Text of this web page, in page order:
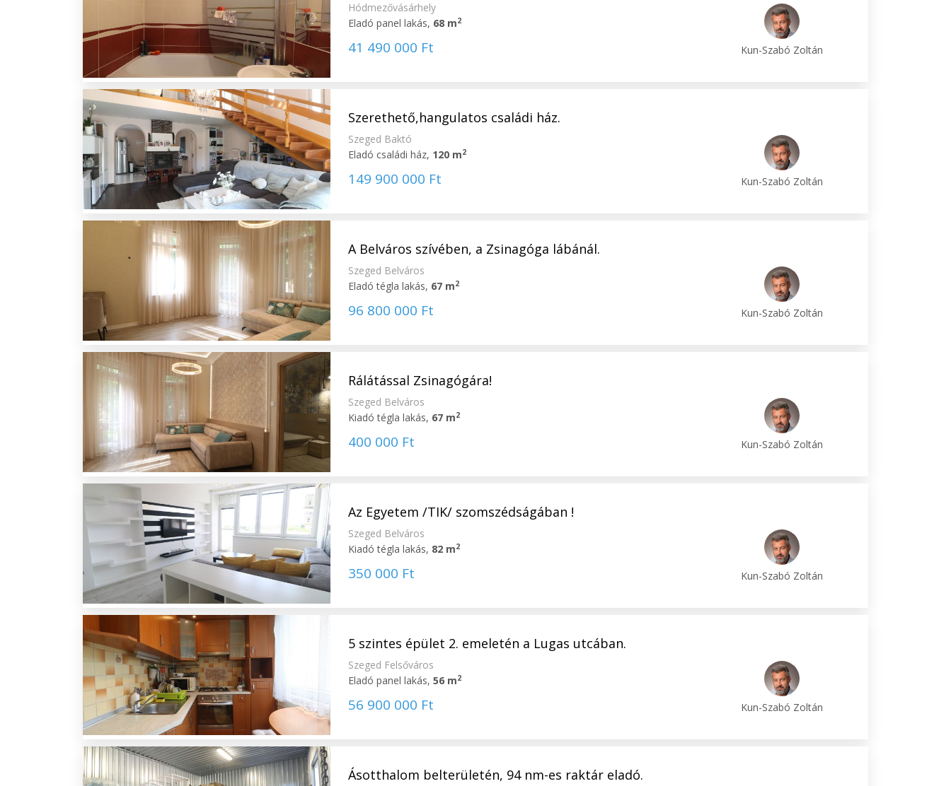
Hódmezővásárhely
Eladó panel lakás, 68 m2
41 490 000 Ft Kun-Szabó Zoltán
Szerethető,hangulatos családi ház.
Szeged Baktó
Eladó családi ház, 120 m2
149 900 000 Ft Kun-Szabó Zoltán
A Belváros szívében, a Zsinagóga lábánál.
Szeged Belváros
Eladó tégla lakás, 67 m2
96 800 000 Ft Kun-Szabó Zoltán
Rálátással Zsinagógára!
Szeged Belváros
Kiadó tégla lakás, 67 m2
400 000 Ft Kun-Szabó Zoltán
Az Egyetem /TIK/ szomszédságában !
Szeged Belváros
Kiadó tégla lakás, 82 m2
350 000 Ft Kun-Szabó Zoltán
5 szintes épület 2. emeletén a Lugas utcában.
Szeged Felsőváros
Eladó panel lakás, 56 m2
56 900 000 Ft Kun-Szabó Zoltán
Ásotthalom belterületén, 94 nm-es raktár eladó.